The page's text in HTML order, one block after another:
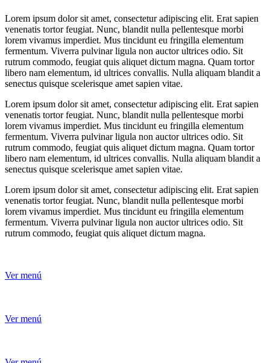
Lorem ipsum dolor sit amet, consectetur adipiscing elit. Erat sapien
venenatis tortor feugiat. Nunc, blandit nulla pellentesque morbi
lorem vivamus imperdiet. Mus tincidunt eu fringilla elementum
fermentum. Viverra pulvinar ligula non auctor ultrices odio. Sit
rutrum commodo, feugiat quis aliquet dictum magna. Quam tortor
libero nam elementum, id ultrices convallis. Nulla aliquam blandit a
senectus quisque scelerisque amet sapien vitae.
Lorem ipsum dolor sit amet, consectetur adipiscing elit. Erat sapien
venenatis tortor feugiat. Nunc, blandit nulla pellentesque morbi
lorem vivamus imperdiet. Mus tincidunt eu fringilla elementum
fermentum. Viverra pulvinar ligula non auctor ultrices odio. Sit
rutrum commodo, feugiat quis aliquet dictum magna. Quam tortor
libero nam elementum, id ultrices convallis. Nulla aliquam blandit a
senectus quisque scelerisque amet sapien vitae.
Lorem ipsum dolor sit amet, consectetur adipiscing elit. Erat sapien
venenatis tortor feugiat. Nunc, blandit nulla pellentesque morbi
lorem vivamus imperdiet. Mus tincidunt eu fringilla elementum
fermentum. Viverra pulvinar ligula non auctor ultrices odio. Sit
rutrum commodo, feugiat quis aliquet dictum magna.
Ver menú
Ver menú